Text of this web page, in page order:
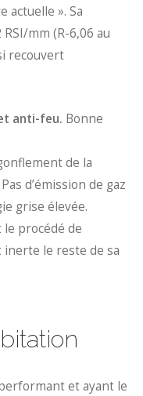
actuelle ». Sa
mm (R-6,06 au
recouvert
anti-feu. Bonne
de la
d’émission de gaz
grise élevée.
procédé de
le reste de sa
et ayant le